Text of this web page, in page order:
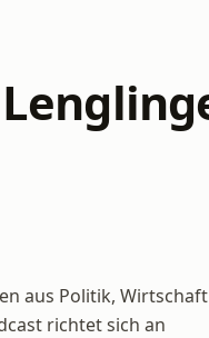
aus Politik, Wirtschaft
richtet sich an